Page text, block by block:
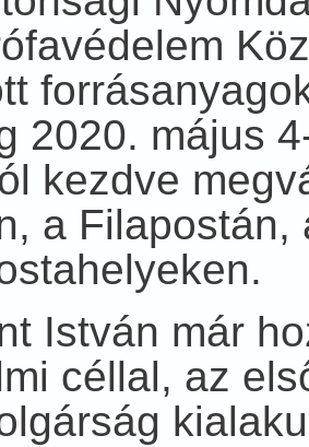
2020. május
kezdve
a
István már
céllal, az